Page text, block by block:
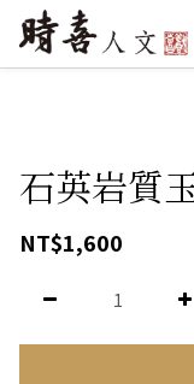
石英岩質
NT$1,600